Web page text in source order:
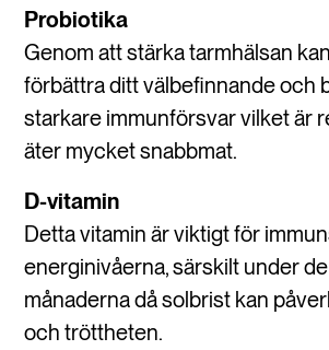
Probiotika
Genom att stärka tarmhälsan
förbättra ditt välbefinnande och
starkare immunförsvar vilket är
äter mycket snabbmat.
D-vitamin
Detta vitamin är viktigt för
energinivåerna, särskilt under
månaderna då solbrist kan
och tröttheten.